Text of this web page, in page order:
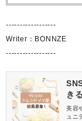
------------------
Writer：BONNZE
------------------
き
員
美容
ュニ